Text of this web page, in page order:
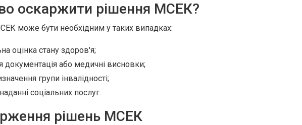
оскаржити рішення МСЕК?
може бути необхідним у таких випадках:
оцінка стану здоров'я;
документація або медичні висновки;
групи інвалідності;
соціальних послуг.
рішень МСЕК